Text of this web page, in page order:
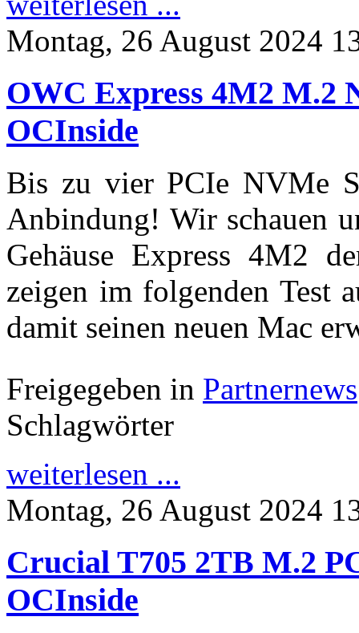
Montag, 26 August 2024
OWC Express 4M2 M.2
OCInside
Bis zu vier PCIe NVMe
Anbindung! Wir schauen
Gehäuse Express 4M2
zeigen im folgenden Test
damit seinen neuen Mac
Freigegeben in Partnernews
Schlagwörter
weiterlesen ...
Montag, 26 August 2024
Crucial T705 2TB M.2
OCInside